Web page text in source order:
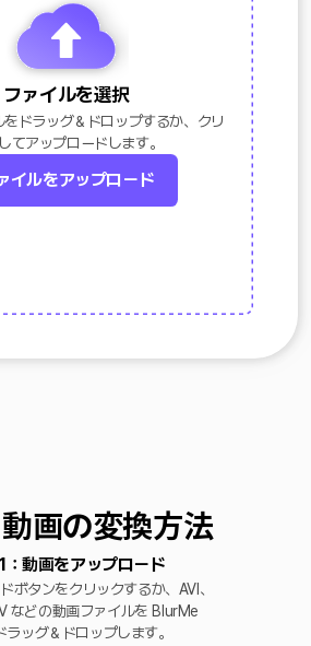
ファイルを選択
をドラッグ＆ドロップするか、クリ
てアップロードします。
イルをアップロード
画の変換方法
：動画をアップロード
ボタンをクリックするか、AVI、
などの動画ファイルを BlurMe
ッグ＆ドロップします。